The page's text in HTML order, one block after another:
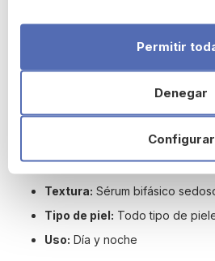
realza los pómulos y redefine la
piel visiblemente más firme y uniforme.
Resultados comprobados:
+20% colágeno en
En 1 mes:90% de las mujeres
Detalles clave:
Textura: Sérum bifásico
Tipo de piel: Todo tipo de
Uso: Día y noche
Configurar
Denegar
Permitir